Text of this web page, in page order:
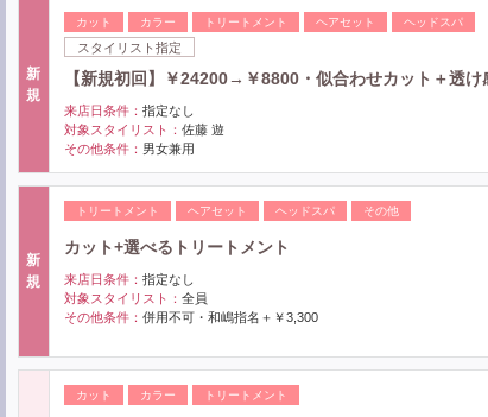
新
規
カット カラー トリートメント ヘアセット ヘッドスパ
スタイリスト指定
【新規初回】￥24200→￥8800・似合わせカット＋透
来店日条件： 指定なし
対象スタイリスト： 佐藤 遊
その他条件： 男女兼用
新
規
トリートメント ヘアセット ヘッドスパ その他
カット+選べるトリートメント
来店日条件： 指定なし
対象スタイリスト： 全員
その他条件： 併用不可・和嶋指名＋￥3,300
カット カラー トリートメント